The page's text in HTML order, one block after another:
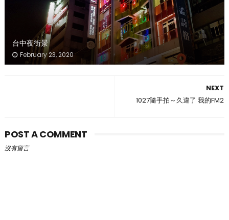
台中夜街景
February 23, 2020
NEXT
1027隨手拍～久違了 我的FM2
POST A COMMENT
沒有留言